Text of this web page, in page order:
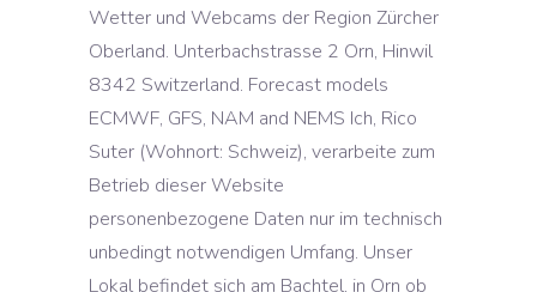
Wetter und Webcams der Region Zürcher
Oberland. Unterbachstrasse 2 Orn, Hinwil
8342 Switzerland. Forecast models
ECMWF, GFS, NAM and NEMS Ich, Rico
Suter (Wohnort: Schweiz), verarbeite zum
Betrieb dieser Website
personenbezogene Daten nur im technisch
unbedingt notwendigen Umfang. Unser
Lokal befindet sich am Bachtel, in Orn ob